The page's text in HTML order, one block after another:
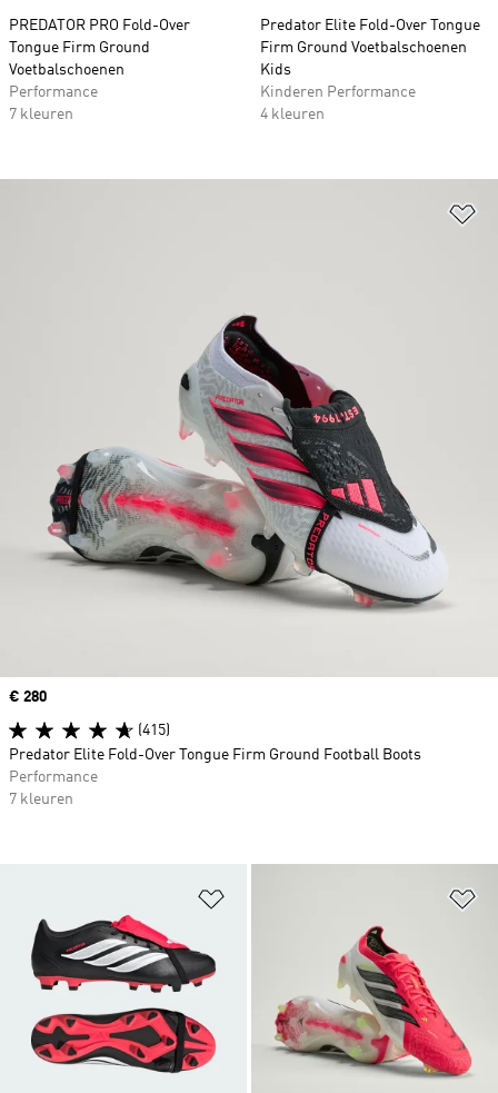
PREDATOR PRO Fold-Over
Tongue Firm Ground
Voetbalschoenen
Performance
7 kleuren
Predator Elite Fold-Over Tongue
Firm Ground Voetbalschoenen
Kids
Kinderen Performance
4 kleuren
Price
€ 280
(415)
Predator Elite Fold-Over Tongue Firm Ground Football Boots
Performance
7 kleuren